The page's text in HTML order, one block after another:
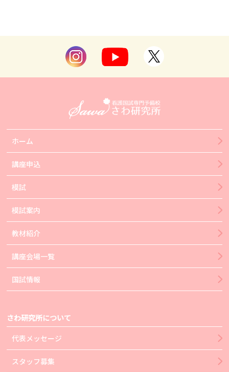
ホーム
講座申込
模試
模試案内
教材紹介
講座会場一覧
国試情報
さわ研究所について
代表メッセージ
スタッフ募集